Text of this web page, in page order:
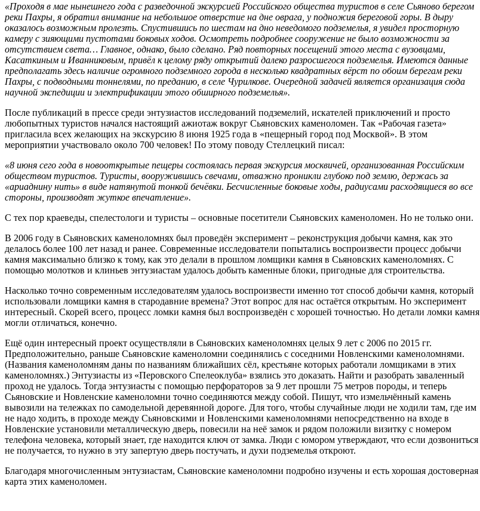
«Проходя в мае нынешнего года с разведочной экскурсией Российского общества туристов в селе Сьяново берегом
реки Пахры, я обратил внимание на небольшое отверстие на дне оврага, у подножия береговой горы. В дыру
оказалось возможным пролезть. Спустившись по шестам на дно неведомого подземелья, я увидел просторную
камеру с зияющими пустотами боковых ходов. Осмотреть подробнее сооружение не было возможности за
отсутствием света… Главное, однако, было сделано. Ряд повторных посещений этого места с вузовцами,
Касаткиным и Иванниковым, привёл к целому ряду открытий далеко разросшегося подземелья. Имеются данные
предполагать здесь наличие огромного подземного города в несколько квадратных вёрст по обоим берегам реки
Пахры, с подводными тоннелями, по преданию, в селе Чурилкове. Очередной задачей является организация сюда
научной экспедиции и электрификации этого обширного подземелья».
После публикаций в прессе среди энтузиастов исследований подземелий, искателей приключений и просто
любопытных туристов начался настоящий ажиотаж вокруг Сьяновских каменоломен. Так «Рабочая газета»
пригласила всех желающих на экскурсию 8 июня 1925 года в «пещерный город под Москвой». В этом
мероприятии участвовало около 700 человек! По этому поводу Стеллецкий писал:
«8 июня сего года в новооткрытые пещеры состоялась первая экскурсия москвичей, организованная Российским
обществом туристов. Туристы, вооружившись свечами, отважно проникли глубоко под землю, держась за
«ариаднину нить» в виде натянутой тонкой бечёвки. Бесчисленные боковые ходы, радиусами расходящиеся во все
стороны, производят жуткое впечатление».
С тех пор краеведы, спелестологи и туристы – основные посетители Сьяновских каменоломен. Но не только они.
В 2006 году в Сьяновских каменоломнях был проведён эксперимент – реконструкция добычи камня, как это
делалось более 100 лет назад и ранее. Современные исследователи попытались воспроизвести процесс добычи
камня максимально близко к тому, как это делали в прошлом ломщики камня в Сьяновских каменоломнях. С
помощью молотков и клиньев энтузиастам удалось добыть каменные блоки, пригодные для строительства.
Насколько точно современным исследователям удалось воспроизвести именно тот способ добычи камня, который
использовали ломщики камня в стародавние времена? Этот вопрос для нас остаётся открытым. Но эксперимент
интересный. Скорей всего, процесс ломки камня был воспроизведён с хорошей точностью. Но детали ломки камня
могли отличаться, конечно.
Ещё один интересный проект осуществляли в Сьяновских каменоломнях целых 9 лет с 2006 по 2015 гг.
Предположительно, раньше Сьяновские каменоломни соединялись с соседними Новленскими каменоломнями.
(Названия каменоломням даны по названиям ближайших сёл, крестьяне которых работали ломщиками в этих
каменоломнях.) Энтузиасты из «Перовского Спелеоклуба» взялись это доказать. Найти и разобрать заваленный
проход не удалось. Тогда энтузиасты с помощью перфораторов за 9 лет прошли 75 метров породы, и теперь
Сьяновские и Новленские каменоломни точно соединяются между собой. Пишут, что измельчённый камень
вывозили на тележках по самодельной деревянной дороге. Для того, чтобы случайные люди не ходили там, где им
не надо ходить, в проходе между Сьяновскими и Новленскими каменоломнями непосредственно на входе в
Новленские установили металлическую дверь, повесили на неё замок и рядом положили визитку с номером
телефона человека, который знает, где находится ключ от замка. Люди с юмором утверждают, что если дозвониться
не получается, то нужно в эту запертую дверь постучать, и духи подземелья откроют.
Благодаря многочисленным энтузиастам, Сьяновские каменоломни подробно изучены и есть хорошая достоверная
карта этих каменоломен.